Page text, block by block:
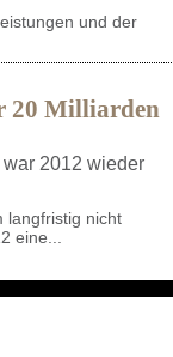
und der
20 Milliarden
2012 wieder
langfristig nicht
eine...